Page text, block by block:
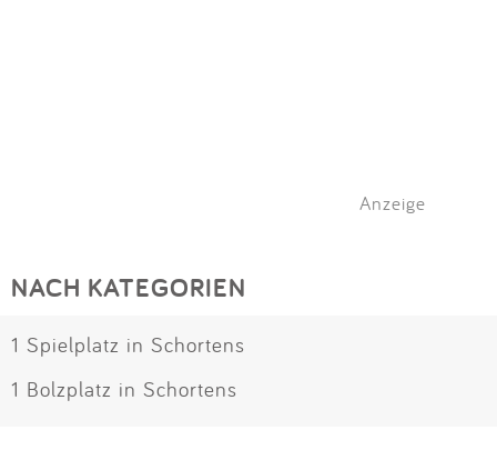
Anzeige
NACH KATEGORIEN
1 Spielplatz in Schortens
1 Bolzplatz in Schortens